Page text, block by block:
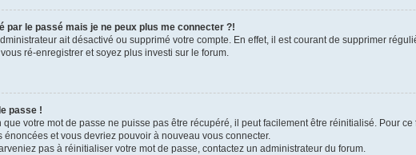
par le passé mais je ne peux plus me connecter ?!
ait désactivé ou supprimé votre compte. En effet, il est courant de supprimer
ré-enregistrer et soyez plus investi sur le forum.
passe !
que votre mot de passe ne puisse pas être récupéré, il peut facilement être réinitialisé. Pour
énoncées et vous devriez pouvoir à nouveau vous connecter.
pas à réinitialiser votre mot de passe, contactez un administrateur du forum.